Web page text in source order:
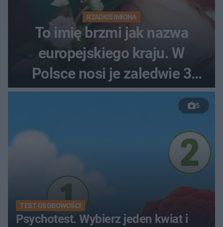
RZADKIE IMIONA
To imię brzmi jak nazwa
europejskiego kraju. W
Polsce nosi je zaledwie 3
kobiety
5
TEST OSOBOWOŚCI
Psychotest. Wybierz jeden kwiat i